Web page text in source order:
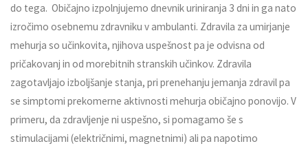
do tega. Običajno izpolnjujemo dnevnik uriniranja 3 dni in ga nato
izročimo osebnemu zdravniku v ambulanti. Zdravila za umirjanje
mehurja so učinkovita, njihova uspešnost pa je odvisna od
pričakovanj in od morebitnih stranskih učinkov. Zdravila
zagotavljajo izboljšanje stanja, pri prenehanju jemanja zdravil pa
se simptomi prekomerne aktivnosti mehurja običajno ponovijo. V
primeru, da zdravljenje ni uspešno, si pomagamo še s
stimulacijami (električnimi, magnetnimi) ali pa napotimo